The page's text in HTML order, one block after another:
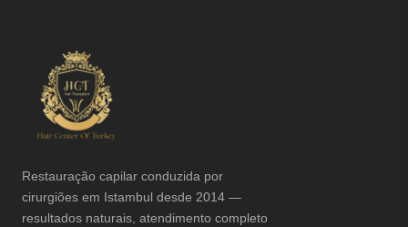
Restauração capilar conduzida por
cirurgiões em Istambul desde 2014 —
resultados naturais, atendimento completo